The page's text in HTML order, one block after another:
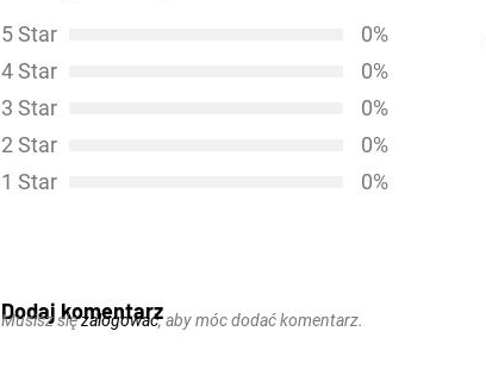
5 Star
0%
4 Star
0%
3 Star
0%
2 Star
0%
1 Star
0%
Dodaj komentarz
Musisz sięzalogować, aby móc dodać komentarz.